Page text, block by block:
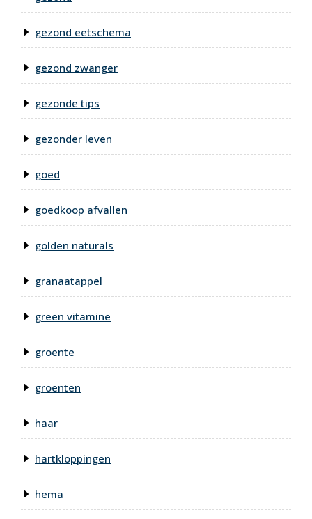
gezond eetschema
gezond zwanger
gezonde tips
gezonder leven
goed
goedkoop afvallen
golden naturals
granaatappel
green vitamine
groente
groenten
haar
hartkloppingen
hema